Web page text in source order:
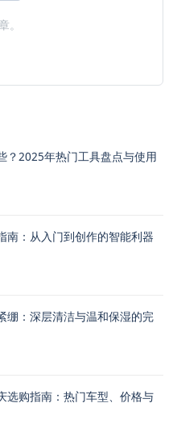
。
？2025年热门工具盘点与使用
南：从入门到创作的智能利器
绷：深层清洁与温和保湿的完
选购指南：热门车型、价格与